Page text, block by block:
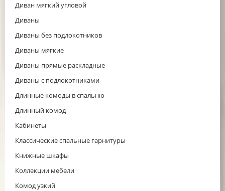
Диван мягкий угловой
Диваны
Диваны без подлокотников
Диваны мягкие
Диваны прямые раскладные
Диваны с подлокотниками
Длинные комоды в спальню
Длинный комод
Кабинеты
Классические спальные гарнитуры
Книжные шкафы
Коллекции мебели
Комод узкий